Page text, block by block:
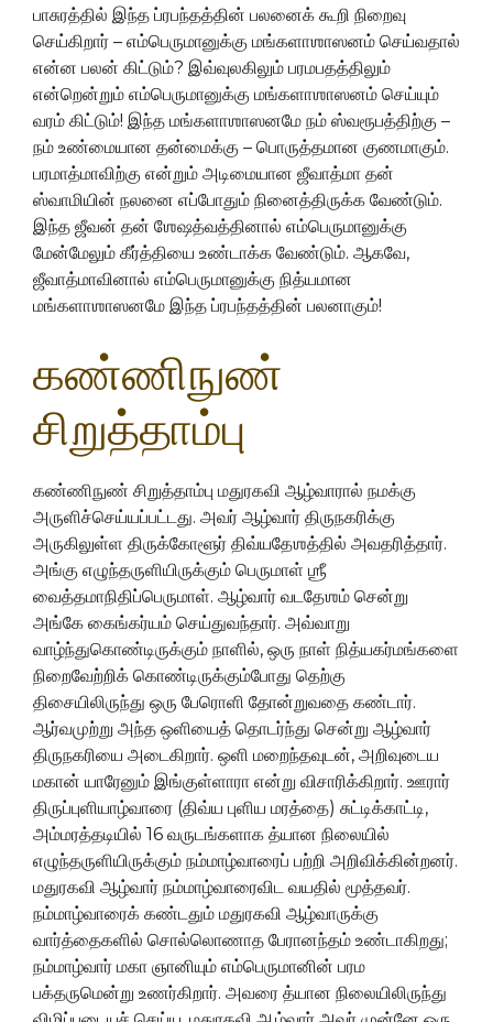
பாசுரத்தில் இந்த ப்ரபந்தத்தின் பலனைக் கூறி நிறைவு
செய்கிறார் – எம்பெருமானுக்கு மங்களாஶாஸனம் செய்வதால்
என்ன பலன் கிட்டும்? இவ்வுலகிலும் பரமபதத்திலும்
என்றென்றும் எம்பெருமானுக்கு மங்களாஶாஸனம் செய்யும்
வரம் கிட்டும்! இந்த மங்களாஶாஸனமே நம் ஸ்வரூபத்திற்கு –
நம் உண்மையான தன்மைக்கு – பொருத்தமான குணமாகும்.
பரமாத்மாவிற்கு என்றும் அடிமையான ஜீவாத்மா தன்
ஸ்வாமியின் நலனை எப்போதும் நினைத்திருக்க வேண்டும்.
இந்த ஜீவன் தன் ஶேஷத்வத்தினால் எம்பெருமானுக்கு
மேன்மேலும் கீர்த்தியை உண்டாக்க வேண்டும். ஆகவே,
ஜீவாத்மாவினால் எம்பெருமானுக்கு நித்யமான
மங்களாஶாஸனமே இந்த ப்ரபந்தத்தின் பலனாகும்!
கண்ணிநுண்
சிறுத்தாம்பு
கண்ணிநுண் சிறுத்தாம்பு மதுரகவி ஆழ்வாரால் நமக்கு
அருளிச்செய்யப்பட்டது. அவர் ஆழ்வார் திருநகரிக்கு
அருகிலுள்ள திருக்கோளூர் திவ்யதேஶத்தில் அவதரித்தார்.
அங்கு எழுந்தருளியிருக்கும் பெருமாள் ஶ்ரீ
வைத்தமாநிதிப்பெருமாள். ஆழ்வார் வடதேஶம் சென்று
அங்கே கைங்கர்யம் செய்துவந்தார். அவ்வாறு
வாழ்ந்துகொண்டிருக்கும் நாளில், ஒரு நாள் நித்யகர்மங்களை
நிறைவேற்றிக் கொண்டிருக்கும்போது தெற்கு
திசையிலிருந்து ஒரு பேரொளி தோன்றுவதை கண்டார்.
ஆர்வமுற்று அந்த ஒளியைத் தொடர்ந்து சென்று ஆழ்வார்
திருநகரியை அடைகிறார். ஒளி மறைந்தவுடன், அறிவுடைய
மகான் யாரேனும் இங்குள்ளாரா என்று விசாரிக்கிறார். ஊரார்
திருப்புளியாழ்வாரை (திவ்ய புளிய மரத்தை) சுட்டிக்காட்டி,
அம்மரத்தடியில் 16 வருடங்களாக த்யான நிலையில்
எழுந்தருளியிருக்கும் நம்மாழ்வாரைப் பற்றி அறிவிக்கின்றனர்.
மதுரகவி ஆழ்வார் நம்மாழ்வாரைவிட வயதில் மூத்தவர்.
நம்மாழ்வாரைக் கண்டதும் மதுரகவி ஆழ்வாருக்கு
வார்த்தைகளில் சொல்லொணாத பேரானந்தம் உண்டாகிறது;
நம்மாழ்வார் மகா ஞானியும் எம்பெருமானின் பரம
பக்தருமென்று உணர்கிறார். அவரை த்யான நிலையிலிருந்து